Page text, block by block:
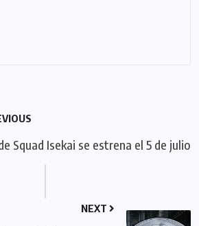
Squad Isekai se estrena el 5 de julio
NEXT